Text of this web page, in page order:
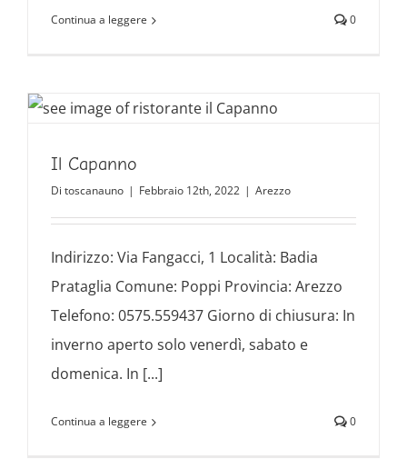
Continua a leggere 0
Il Capanno
Di toscanauno | Febbraio 12th, 2022 | Arezzo
Indirizzo: Via Fangacci, 1 Località: Badia
Prataglia Comune: Poppi Provincia: Arezzo
Telefono: 0575.559437 Giorno di chiusura: In
inverno aperto solo venerdì, sabato e
domenica. In [...]
Continua a leggere 0